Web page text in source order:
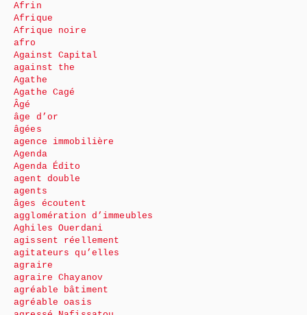
Afrin
Afrique
Afrique noire
afro
Against Capital
against the
Agathe
Agathe Cagé
Âgé
âge d’or
âgées
agence immobilière
Agenda
Agenda Édito
agent double
agents
âges écoutent
agglomération d’immeubles
Aghiles Ouerdani
agissent réellement
agitateurs qu’elles
agraire
agraire Chayanov
agréable bâtiment
agréable oasis